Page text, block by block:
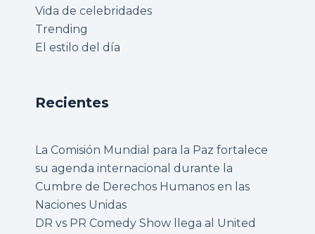
Vida de celebridades
Trending
El estilo del día
Recientes
La Comisión Mundial para la Paz fortalece
su agenda internacional durante la
Cumbre de Derechos Humanos en las
Naciones Unidas
DR vs PR Comedy Show llega al United